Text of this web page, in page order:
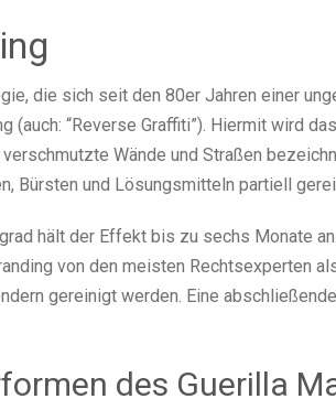
die sich seit den 80er Jahren einer
(auch: “Reverse Graffiti”). Hiermit wird
Wände und Straßen
Bürsten und Lösungsmitteln partiell
hält der Effekt bis zu sechs Monate
von den meisten Rechtsexperten
gereinigt werden. Eine
des Guerilla